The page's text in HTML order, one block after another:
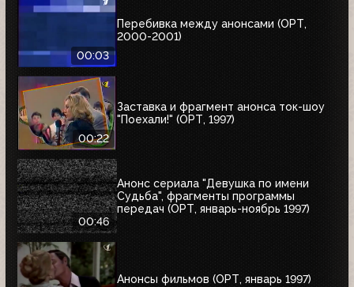
00:03
Перебивка между анонсами (ОРТ,
2000-2001)
00:22
Заставка и фрагмент анонса ток-шоу
"Поехали!" (ОРТ, 1997)
00:46
Анонс сериала "Девушка по имени
Судьба", фрагменты программы
передач (ОРТ, январь-ноябрь 1997)
Анонсы фильмов (ОРТ, январь 1997)